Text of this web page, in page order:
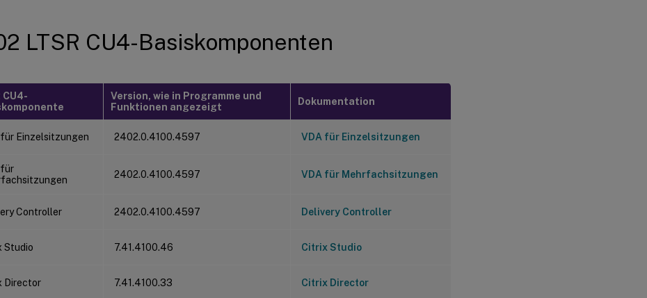
LTSR CU4-Basiskomponenten
Version, wie in Programme und
Funktionen angezeigt
Dokumentation
Einzelsitzungen 2402.0.4100.4597 VDA für Einzelsitzungen
für
2402.0.4100.4597 VDA für Mehrfachsitzungen
Controller 2402.0.4100.4597 Delivery Controller
Studio 7.41.4100.46 Citrix Studio
Director 7.41.4100.33 Citrix Director